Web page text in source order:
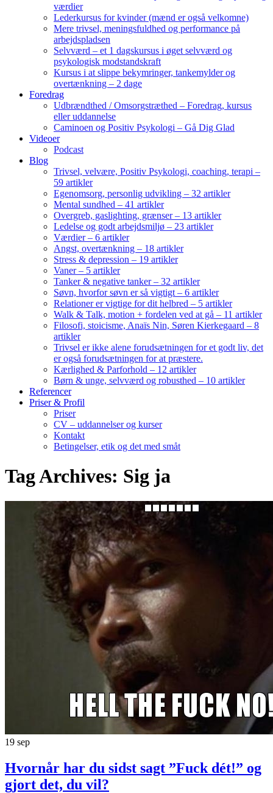
værdier
Lederkursus for kvinder (mænd er også velkomne)
Mere trivsel, meningsfuldhed og performance på
arbejdspladsen
Selvværd – et 1 dagskursus i øget selvværd og
psykologisk modstandskraft
Kursus i at slippe bekymringer, tankemylder og
overtænkning – 2 dage
Foredrag
Udbrændthed / Omsorgstræthed – Foredrag, kursus
eller uddannelse
Caminoen og Positiv Psykologi – Gå Dig Glad
Videoer
Podcast
Blog
Trivsel, velvære, Positiv Psykologi, coaching, terapi –
59 artikler
Egenomsorg, personlig udvikling – 32 artikler
Mental sundhed – 41 artikler
Overgreb, gaslighting, grænser – 13 artikler
Ledelse og godt arbejdsmiljø – 23 artikler
Værdier – 6 artikler
Angst, overtænkning – 18 artikler
Stress & depression – 19 artikler
Vaner – 5 artikler
Tanker & negative tanker – 32 artikler
Søvn, hvorfor søvn er så vigtigt – 6 artikler
Relationer er vigtige for dit helbred – 5 artikler
Walk & Talk, motion + fordelen ved at gå – 11 artikler
Filosofi, stoicisme, Anaïs Nin, Søren Kierkegaard – 8
artikler
Trivsel er ikke alene forudsætningen for et godt liv, det
er også forudsætningen for at præstere.
Kærlighed & Parforhold – 12 artikler
Børn & unge, selvværd og robusthed – 10 artikler
Referencer
Priser & Profil
Priser
CV – uddannelser og kurser
Kontakt
Betingelser, etik og det med småt
Tag Archives: Sig ja
19 sep
Hvornår har du sidst sagt ”Fuck dét!” og
gjort det, du vil?